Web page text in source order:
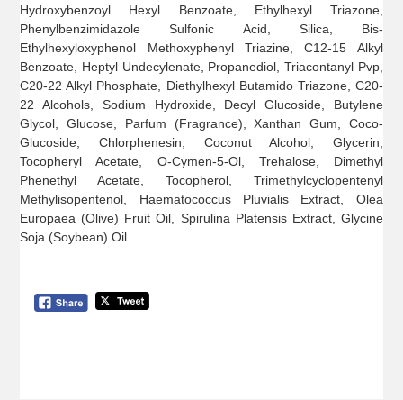
Hydroxybenzoyl Hexyl Benzoate, Ethylhexyl Triazone,
Phenylbenzimidazole Sulfonic Acid, Silica, Bis-
Ethylhexyloxyphenol Methoxyphenyl Triazine, C12-15 Alkyl
Benzoate, Heptyl Undecylenate, Propanediol, Triacontanyl Pvp,
C20-22 Alkyl Phosphate, Diethylhexyl Butamido Triazone, C20-
22 Alcohols, Sodium Hydroxide, Decyl Glucoside, Butylene
Glycol, Glucose, Parfum (Fragrance), Xanthan Gum, Coco-
Glucoside, Chlorphenesin, Coconut Alcohol, Glycerin,
Tocopheryl Acetate, O-Cymen-5-Ol, Trehalose, Dimethyl
Phenethyl Acetate, Tocopherol, Trimethylcyclopentenyl
Methylisopentenol, Haematococcus Pluvialis Extract, Olea
Europaea (Olive) Fruit Oil, Spirulina Platensis Extract, Glycine
Soja (Soybean) Oil.